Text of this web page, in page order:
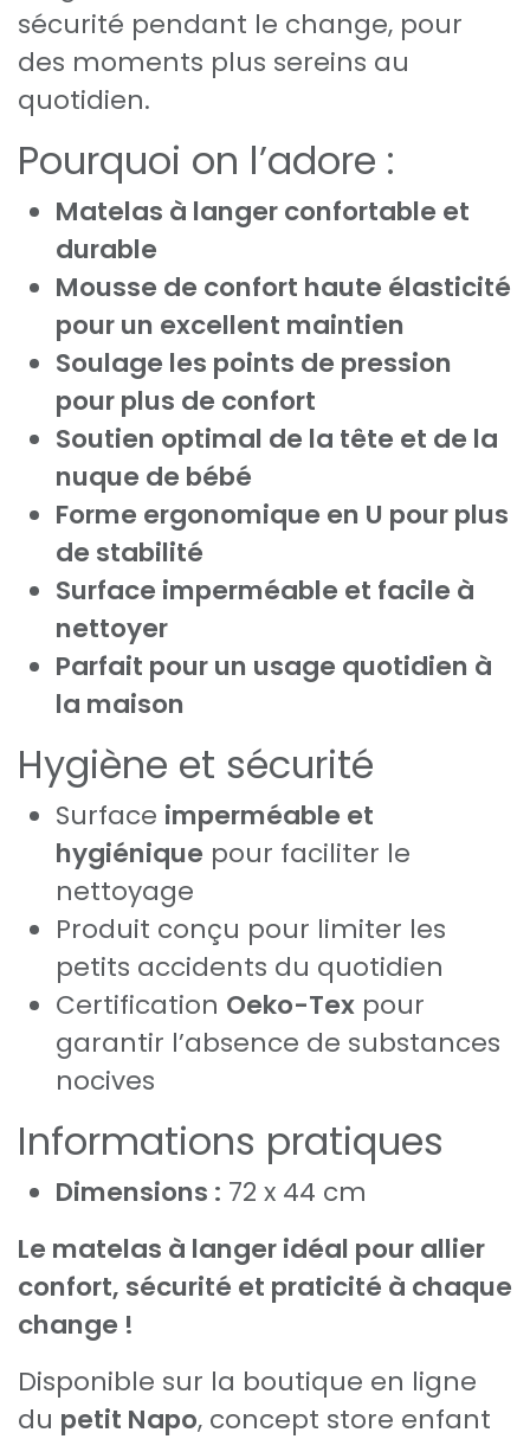
sécurité pendant le change, pour
des moments plus sereins au
quotidien.
Pourquoi on l’adore :
Matelas à langer confortable et
durable
Mousse de confort haute élasticité
pour un excellent maintien
Soulage les points de pression
pour plus de confort
Soutien optimal de la tête et de la
nuque de bébé
Forme ergonomique en U pour plus
de stabilité
Surface imperméable et facile à
nettoyer
Parfait pour un usage quotidien à
la maison
Hygiène et sécurité
Surface imperméable et
hygiénique pour faciliter le
nettoyage
Produit conçu pour limiter les
petits accidents du quotidien
Certification Oeko-Tex pour
garantir l’absence de substances
nocives
Informations pratiques
Dimensions : 72 x 44 cm
Le matelas à langer idéal pour allier
confort, sécurité et praticité à chaque
change !
Disponible sur la boutique en ligne
du petit Napo, concept store enfant